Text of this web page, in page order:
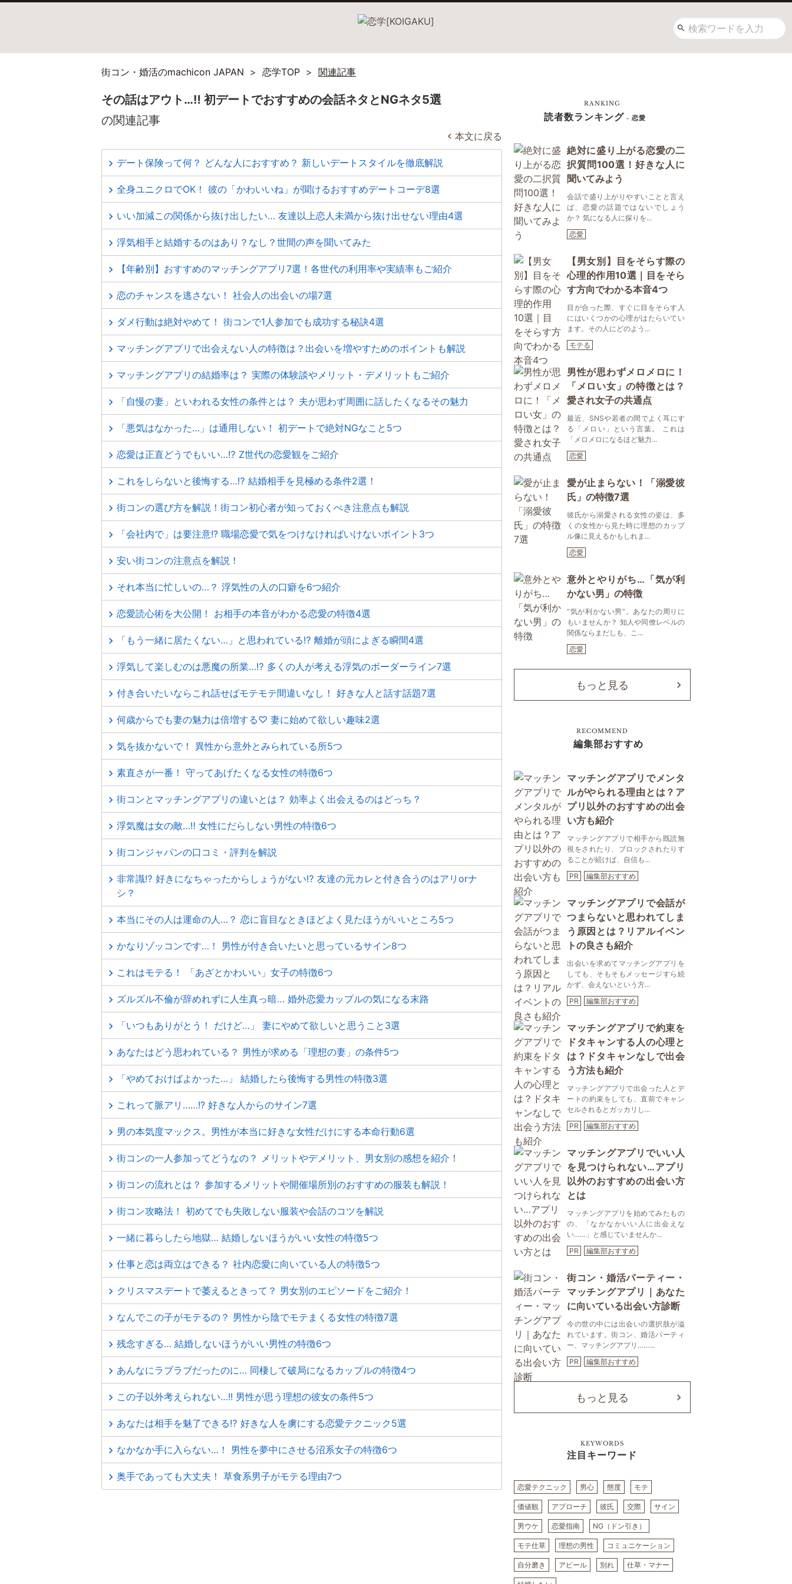
街コン・婚活のmachicon JAPAN 恋学TOP 関連記事
その話はアウト…‼ 初デートでおすすめの会話ネタとNGネタ5選
の関連記事
本文に戻る
デート保険って何？ どんな人におすすめ？ 新しいデートスタイルを徹底解説
全身ユニクロでOK！ 彼の「かわいいね」が聞けるおすすめデートコーデ8選
いい加減この関係から抜け出したい… 友達以上恋人未満から抜け出せない理由4選
浮気相手と結婚するのはあり？なし？世間の声を聞いてみた
【年齢別】おすすめのマッチングアプリ7選！各世代の利用率や実績率もご紹介
恋のチャンスを逃さない！ 社会人の出会いの場7選
ダメ行動は絶対やめて！ 街コンで1人参加でも成功する秘訣4選
マッチングアプリで出会えない人の特徴は？出会いを増やすためのポイントも解説
マッチングアプリの結婚率は？ 実際の体験談やメリット・デメリットもご紹介
「自慢の妻」といわれる女性の条件とは？ 夫が思わず周囲に話したくなるその魅力
「悪気はなかった…」は通用しない！ 初デートで絶対NGなこと5つ
恋愛は正直どうでもいい…⁉ Z世代の恋愛観をご紹介
これをしらないと後悔する…⁉ 結婚相手を見極める条件2選！
街コンの選び方を解説！街コン初心者が知っておくべき注意点も解説
「会社内で」は要注意!? 職場恋愛で気をつけなければいけないポイント3つ
安い街コンの注意点を解説！
それ本当に忙しいの…？ 浮気性の人の口癖を6つ紹介
恋愛読心術を大公開！ お相手の本音がわかる恋愛の特徴4選
「もう一緒に居たくない…」と思われている⁉ 離婚が頭によぎる瞬間4選
浮気して楽しむのは悪魔の所業…⁉ 多くの人が考える浮気のボーダーライン7選
付き合いたいならこれ話せばモテモテ間違いなし！ 好きな人と話す話題7選
何歳からでも妻の魅力は倍増する♡ 妻に始めて欲しい趣味2選
気を抜かないで！ 異性から意外とみられている所5つ
素直さが一番！ 守ってあげたくなる女性の特徴6つ
街コンとマッチングアプリの違いとは？ 効率よく出会えるのはどっち？
浮気魔は女の敵…‼ 女性にだらしない男性の特徴6つ
街コンジャパンの口コミ・評判を解説
非常識⁉ 好きになちゃったからしょうがない⁉ 友達の元カレと付き合うのはアリorナ
シ？
本当にその人は運命の人…？ 恋に盲目なときほどよく見たほうがいいところ5つ
かなりゾッコンです…！ 男性が付き合いたいと思っているサイン8つ
これはモテる！ 「あざとかわいい」女子の特徴6つ
ズルズル不倫が辞めれずに人生真っ暗… 婚外恋愛カップルの気になる末路
「いつもありがとう！ だけど…」 妻にやめて欲しいと思うこと3選
あなたはどう思われている？ 男性が求める「理想の妻」の条件5つ
「やめておけばよかった…」 結婚したら後悔する男性の特徴3選
これって脈アリ……!? 好きな人からのサイン7選
男の本気度マックス。男性が本当に好きな女性だけにする本命行動6選
街コンの一人参加ってどうなの？ メリットやデメリット、男女別の感想を紹介！
街コンの流れとは？ 参加するメリットや開催場所別のおすすめの服装も解説！
街コン攻略法！ 初めてでも失敗しない服装や会話のコツを解説
一緒に暮らしたら地獄… 結婚しないほうがいい女性の特徴5つ
仕事と恋は両立はできる？ 社内恋愛に向いている人の特徴5つ
クリスマスデートで萎えるときって？ 男女別のエピソードをご紹介！
なんでこの子がモテるの？ 男性から陰でモテまくる女性の特徴7選
残念すぎる… 結婚しないほうがいい男性の特徴6つ
あんなにラブラブだったのに… 同棲して破局になるカップルの特徴4つ
この子以外考えられない…!! 男性が思う理想の彼女の条件5つ
あなたは相手を魅了できる⁉ 好きな人を虜にする恋愛テクニック5選
なかなか手に入らない…！ 男性を夢中にさせる沼系女子の特徴6つ
奥手であっても大丈夫！ 草食系男子がモテる理由7つ
RANKING
読者数ランキング - 恋愛
絶対に盛り上がる恋愛の二
択質問100選！好きな人に
聞いてみよう
会話で盛り上がりやすいことと言え
ば、恋愛の話題ではないでしょう
か？ 気になる人に探りを...
恋愛
【男女別】目をそらす際の
心理的作用10選｜目をそら
す方向でわかる本音4つ
目が合った際、すぐに目をそらす人
にはいくつかの心理がはたらいてい
ます。その人にどのよう...
モテる
男性が思わずメロメロに！
「メロい女」の特徴とは？
愛され女子の共通点
最近、SNSや若者の間でよく耳にす
る「メロい」という言葉。 これは
「メロメロになるほど魅力...
恋愛
愛が止まらない！「溺愛彼
氏」の特徴7選
彼氏から溺愛される女性の姿は、多
くの女性から見た時に理想のカップ
ル像に見えるかもしれま...
恋愛
意外とやりがち…「気が利
かない男」の特徴
“気が利かない男”。あなたの周りに
もいませんか？ 知人や同僚レベルの
関係ならまだしも、こ...
恋愛
もっと見る
RECOMMEND
編集部おすすめ
マッチングアプリでメンタ
ルがやられる理由とは？ア
プリ以外のおすすめの出会
い方も紹介
マッチングアプリで相手から既読無
視をされたり、ブロックされたりす
ることが続けば、自信も...
PR
編集部おすすめ
マッチングアプリで会話が
つまらないと思われてしま
う原因とは？リアルイベン
トの良さも紹介
出会いを求めてマッチングアプリを
しても、そもそもメッセージすら続
かず、会えないという方...
PR
編集部おすすめ
マッチングアプリで約束を
ドタキャンする人の心理と
は？ドタキャンなしで出会
う方法も紹介
マッチングアプリで出会った人とデ
ートの約束をしても、直前でキャン
セルされるとガッカリし...
PR
編集部おすすめ
マッチングアプリでいい人
を見つけられない…アプリ
以外のおすすめの出会い方
とは
マッチングアプリを始めてみたもの
の、「なかなかいい人に出会えな
い……」と感じていませんか...
PR
編集部おすすめ
街コン・婚活パーティー・
マッチングアプリ｜あなた
に向いている出会い方診断
今の世の中には出会いの選択肢が溢
れています。街コン、婚活パーティ
ー、マッチングアプリ……...
PR
編集部おすすめ
もっと見る
KEYWORDS
注目キーワード
恋愛テクニック 男心 態度 モテ
価値観 アプローチ 彼氏 交際 サイン
男ウケ 恋愛指南 NG（ドン引き）
モテ仕草 理想の男性 コミュニケーション
自分磨き アピール 別れ 仕草・マナー